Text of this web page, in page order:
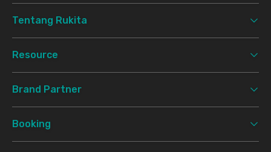
Tentang Rukita
Resource
Brand Partner
Booking